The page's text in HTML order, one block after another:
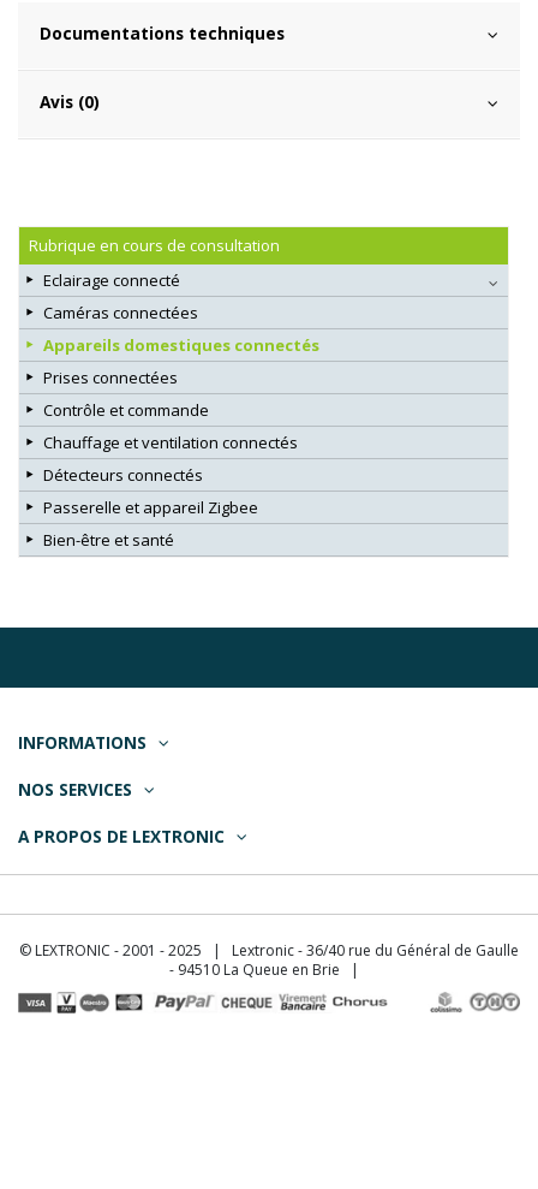
Documentations techniques
Avis (0)
Rubrique en cours de consultation
Eclairage connecté
Caméras connectées
Appareils domestiques connectés
Prises connectées
Contrôle et commande
Chauffage et ventilation connectés
Détecteurs connectés
Passerelle et appareil Zigbee
Bien-être et santé
INFORMATIONS
NOS SERVICES
A PROPOS DE LEXTRONIC
© LEXTRONIC - 2001 - 2025 | Lextronic - 36/40 rue du Général de Gaulle
- 94510 La Queue en Brie |